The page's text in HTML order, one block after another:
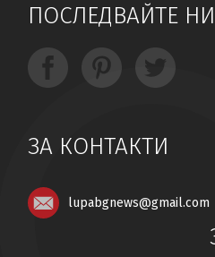
ПОСЛЕДВАЙТЕ НИ
ЗА КОНТАКТИ
lupabgnews@gmail.com